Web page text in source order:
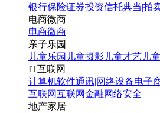
银行保险证券投资信托典当|拍
电商微商
电商微商
亲子乐园
儿童乐园 儿童摄影 儿童才艺 儿
IT互联网
计算机软件通讯|网络设备电子
互联网互联网金融网络安全
地产家居